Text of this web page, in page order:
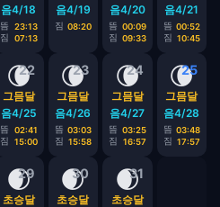
음4/18
뜸
23:13
짐
07:13
음4/19
짐 08:20
음4/20
뜸 00:09
짐 09:33
음4/21
뜸 00:52
짐 10:45
22
🌘
그믐달
음4/25
뜸
02:41
짐
15:00
23
🌘
그믐달
음4/26
뜸 03:03
짐 15:58
24
🌘
그믐달
음4/27
뜸 03:25
짐
16:57
25
🌘
그믐달
음4/28
뜸 03:48
짐 17:57
29
🌒
초승달
30
🌒
초승달
31
🌒
초승달